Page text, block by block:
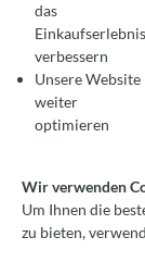
Firmenevents
wir diese
Unternehmens
COOKIE-
Wir verwenden
Um Ihnen die besten
das
Einkaufserlebnis
verbessern
Unsere Website
weiter
optimieren
Wir verwenden
Um Ihnen die
zu bieten,